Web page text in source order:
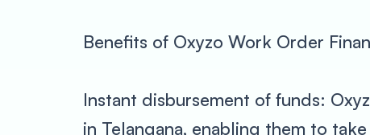
Benefits of Oxyzo Work Order
Instant disbursement of funds:
in Telangana, enabling them to